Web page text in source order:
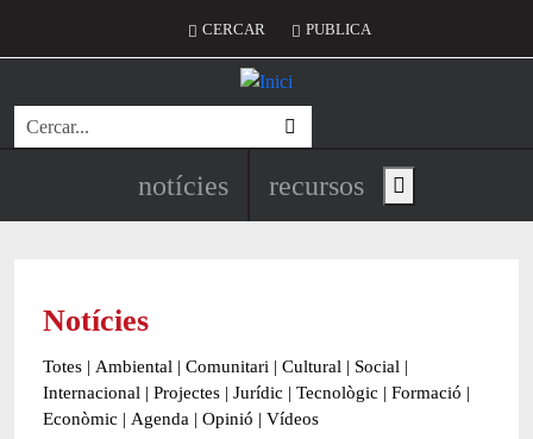
Menú del compte d'usuari
CERCAR PUBLICA
Cerca
Navegació principal de
notícies recursos Show main menu
Notícies
Totes | Ambiental | Comunitari | Cultural | Social |
Internacional | Projectes | Jurídic | Tecnològic | Formació |
Econòmic | Agenda | Opinió | Vídeos